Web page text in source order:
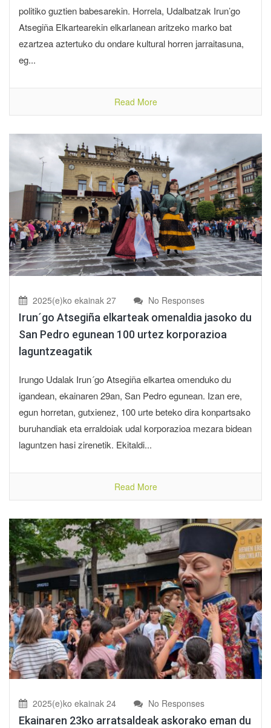
politiko guztien babesarekin. Horrela, Udalbatzak Irun’go
Atsegiña Elkartearekin elkarlanean aritzeko marko bat
ezartzea aztertuko du ondare kultural horren jarraitasuna,
eg...
Read More
2025(e)ko ekainak 27 No Responses
Irun´go Atsegiña elkarteak omenaldia jasoko du
San Pedro egunean 100 urtez korporazioa
laguntzeagatik
Irungo Udalak Irun´go Atsegiña elkartea omenduko du
igandean, ekainaren 29an, San Pedro egunean. Izan ere,
egun horretan, gutxienez, 100 urte beteko dira konpartsako
buruhandiak eta erraldoiak udal korporazioa mezara bidean
laguntzen hasi zirenetik. Ekitaldi...
Read More
2025(e)ko ekainak 24 No Responses
Ekainaren 23ko arratsaldeak askorako eman du